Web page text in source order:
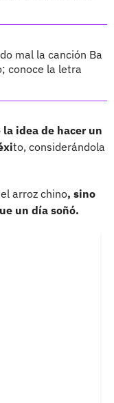
mal la canción Ba
conoce la letra
la idea de hacer un
to, considerándola
arroz chino, sino
un día soñó.